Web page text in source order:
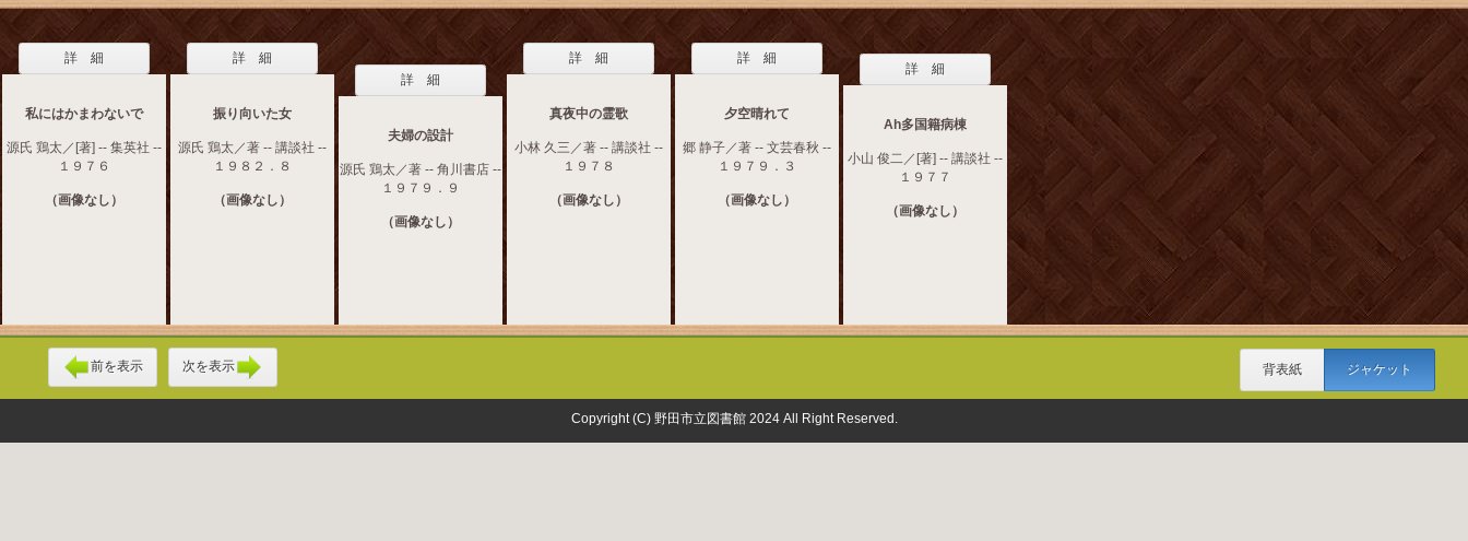
詳 細
私にはかまわないで
源氏 鶏太／[著] -- 集英社 --
１９７６
（画像なし）
詳 細
振り向いた女
源氏 鶏太／著 -- 講談社 --
１９８２．８
（画像なし）
詳 細
夫婦の設計
源氏 鶏太／著 -- 角川書店 --
１９７９．９
（画像なし）
詳 細
真夜中の霊歌
小林 久三／著 -- 講談社 --
１９７８
（画像なし）
詳 細
夕空晴れて
郷 静子／著 -- 文芸春秋 --
１９７９．３
（画像なし）
詳 細
Ah多国籍病棟
小山 俊二／[著] -- 講談社 --
１９７７
（画像なし）
前を表示 次を表示 背表紙 ジャケット
Copyright (C) 野田市立図書館 2024 All Right Reserved.